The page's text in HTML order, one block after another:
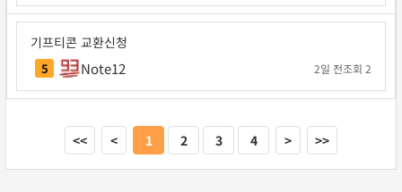
기프티콘 교환신청
5 Note12 2일 전조회 2
<< < 1 2 3 4 > >>